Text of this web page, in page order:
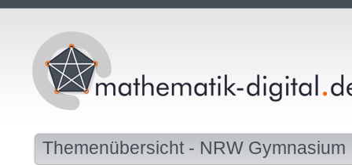
Themenübersicht - NRW Gymnasium